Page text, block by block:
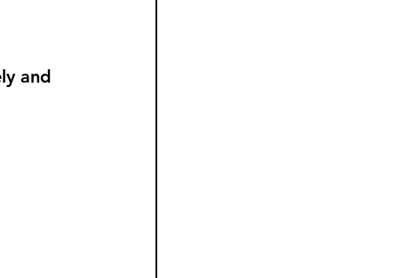
and